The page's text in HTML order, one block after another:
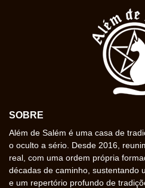
SOBRE
Além de Salém é uma casa de
o oculto a sério. Desde 2016,
real, com uma ordem própria
décadas de caminho, sustentando
e um repertório profundo de